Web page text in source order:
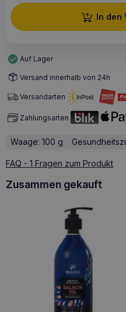
In den
Auf Lager
Versand innerhalb von 24h
Versandarten
Zahlungsarten
Waage: 100 g
FAQ - 1 Fragen zum Produkt
Zusammen gekauft